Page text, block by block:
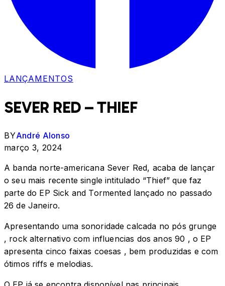
LANÇAMENTOS
SEVER RED – THIEF
BYAndré Alonso
março 3, 2024
A banda norte-americana Sever Red, acaba de lançar
o seu mais recente single intitulado “Thief” que faz
parte do EP Sick and Tormented lançado no passado
26 de Janeiro.
Apresentando uma sonoridade calcada no pós grunge
, rock alternativo com influencias dos anos 90 , o EP
apresenta cinco faixas coesas , bem produzidas e com
ótimos riffs e melodias.